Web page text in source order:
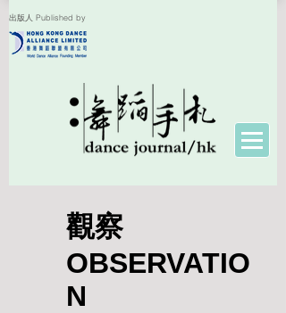
出版人 Published by
觀察
OBSERVATIO
N